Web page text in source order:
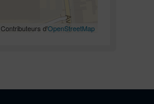
, Contributeurs d'OpenStreetMap